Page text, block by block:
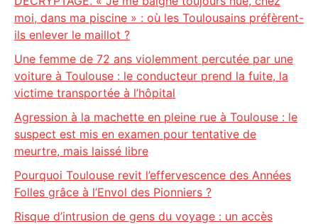
moi, dans ma piscine » : où les Toulousains préfèrent-
ils enlever le maillot ?
Une femme de 72 ans violemment percutée par une
voiture à Toulouse : le conducteur prend la fuite, la
victime transportée à l’hôpital
Agression à la machette en pleine rue à Toulouse : le
suspect est mis en examen pour tentative de
meurtre, mais laissé libre
Pourquoi Toulouse revit l’effervescence des Années
Folles grâce à l’Envol des Pionniers ?
Risque d’intrusion de gens du voyage : un accès